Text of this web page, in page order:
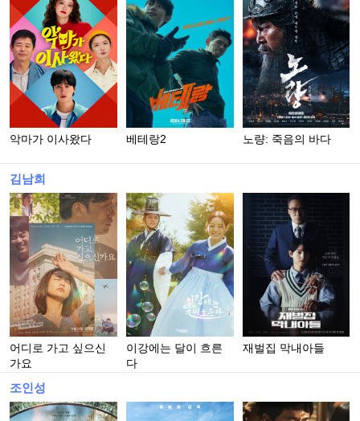
악마가 이사왔다 베테랑2 노량: 죽음의 바다
김남희
어디로 가고 싶으신
가요
이강에는 달이 흐른
다
재벌집 막내아들
조인성